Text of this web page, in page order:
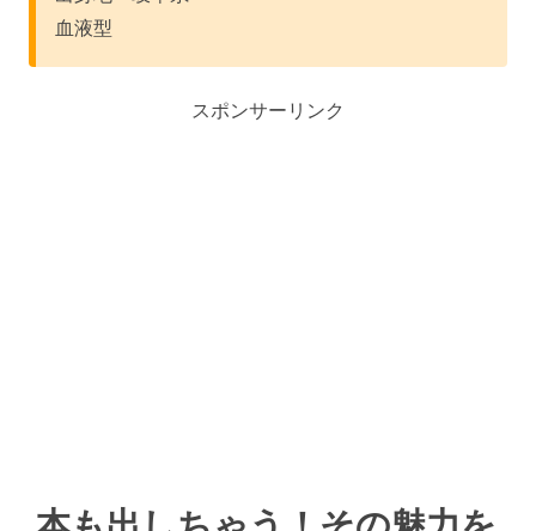
血液型
スポンサーリンク